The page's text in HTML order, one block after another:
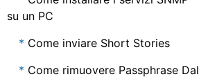
su un PC
Come inviare Short Stories
Come rimuovere Passphrase Dal